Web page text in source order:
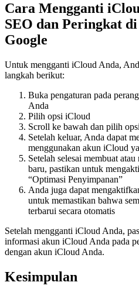
Cara Mengganti
SEO dan Peringkat
Google
Untuk mengganti iCloud Anda,
langkah berikut:
Buka pengaturan pada
Anda
Pilih opsi iCloud
Scroll ke bawah dan pilih
Setelah keluar, Anda dapat
menggunakan akun iCloud
Setelah selesai membuat
baru, pastikan untuk
“Optimasi Penyimpanan”
Anda juga dapat
untuk memastikan bahwa
terbarui secara otomatis
Setelah mengganti iCloud Anda,
informasi akun iCloud Anda pada
dengan akun iCloud Anda.
Kesimpulan